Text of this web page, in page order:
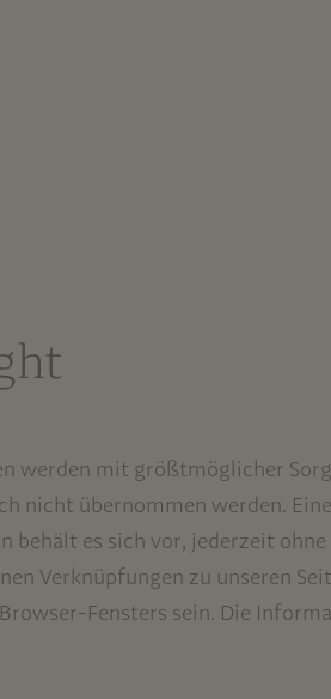
werden mit größtmöglicher
nicht übernommen werden.
behält es sich vor, jederzeit
Verknüpfungen zu unseren
Fensters sein. Die